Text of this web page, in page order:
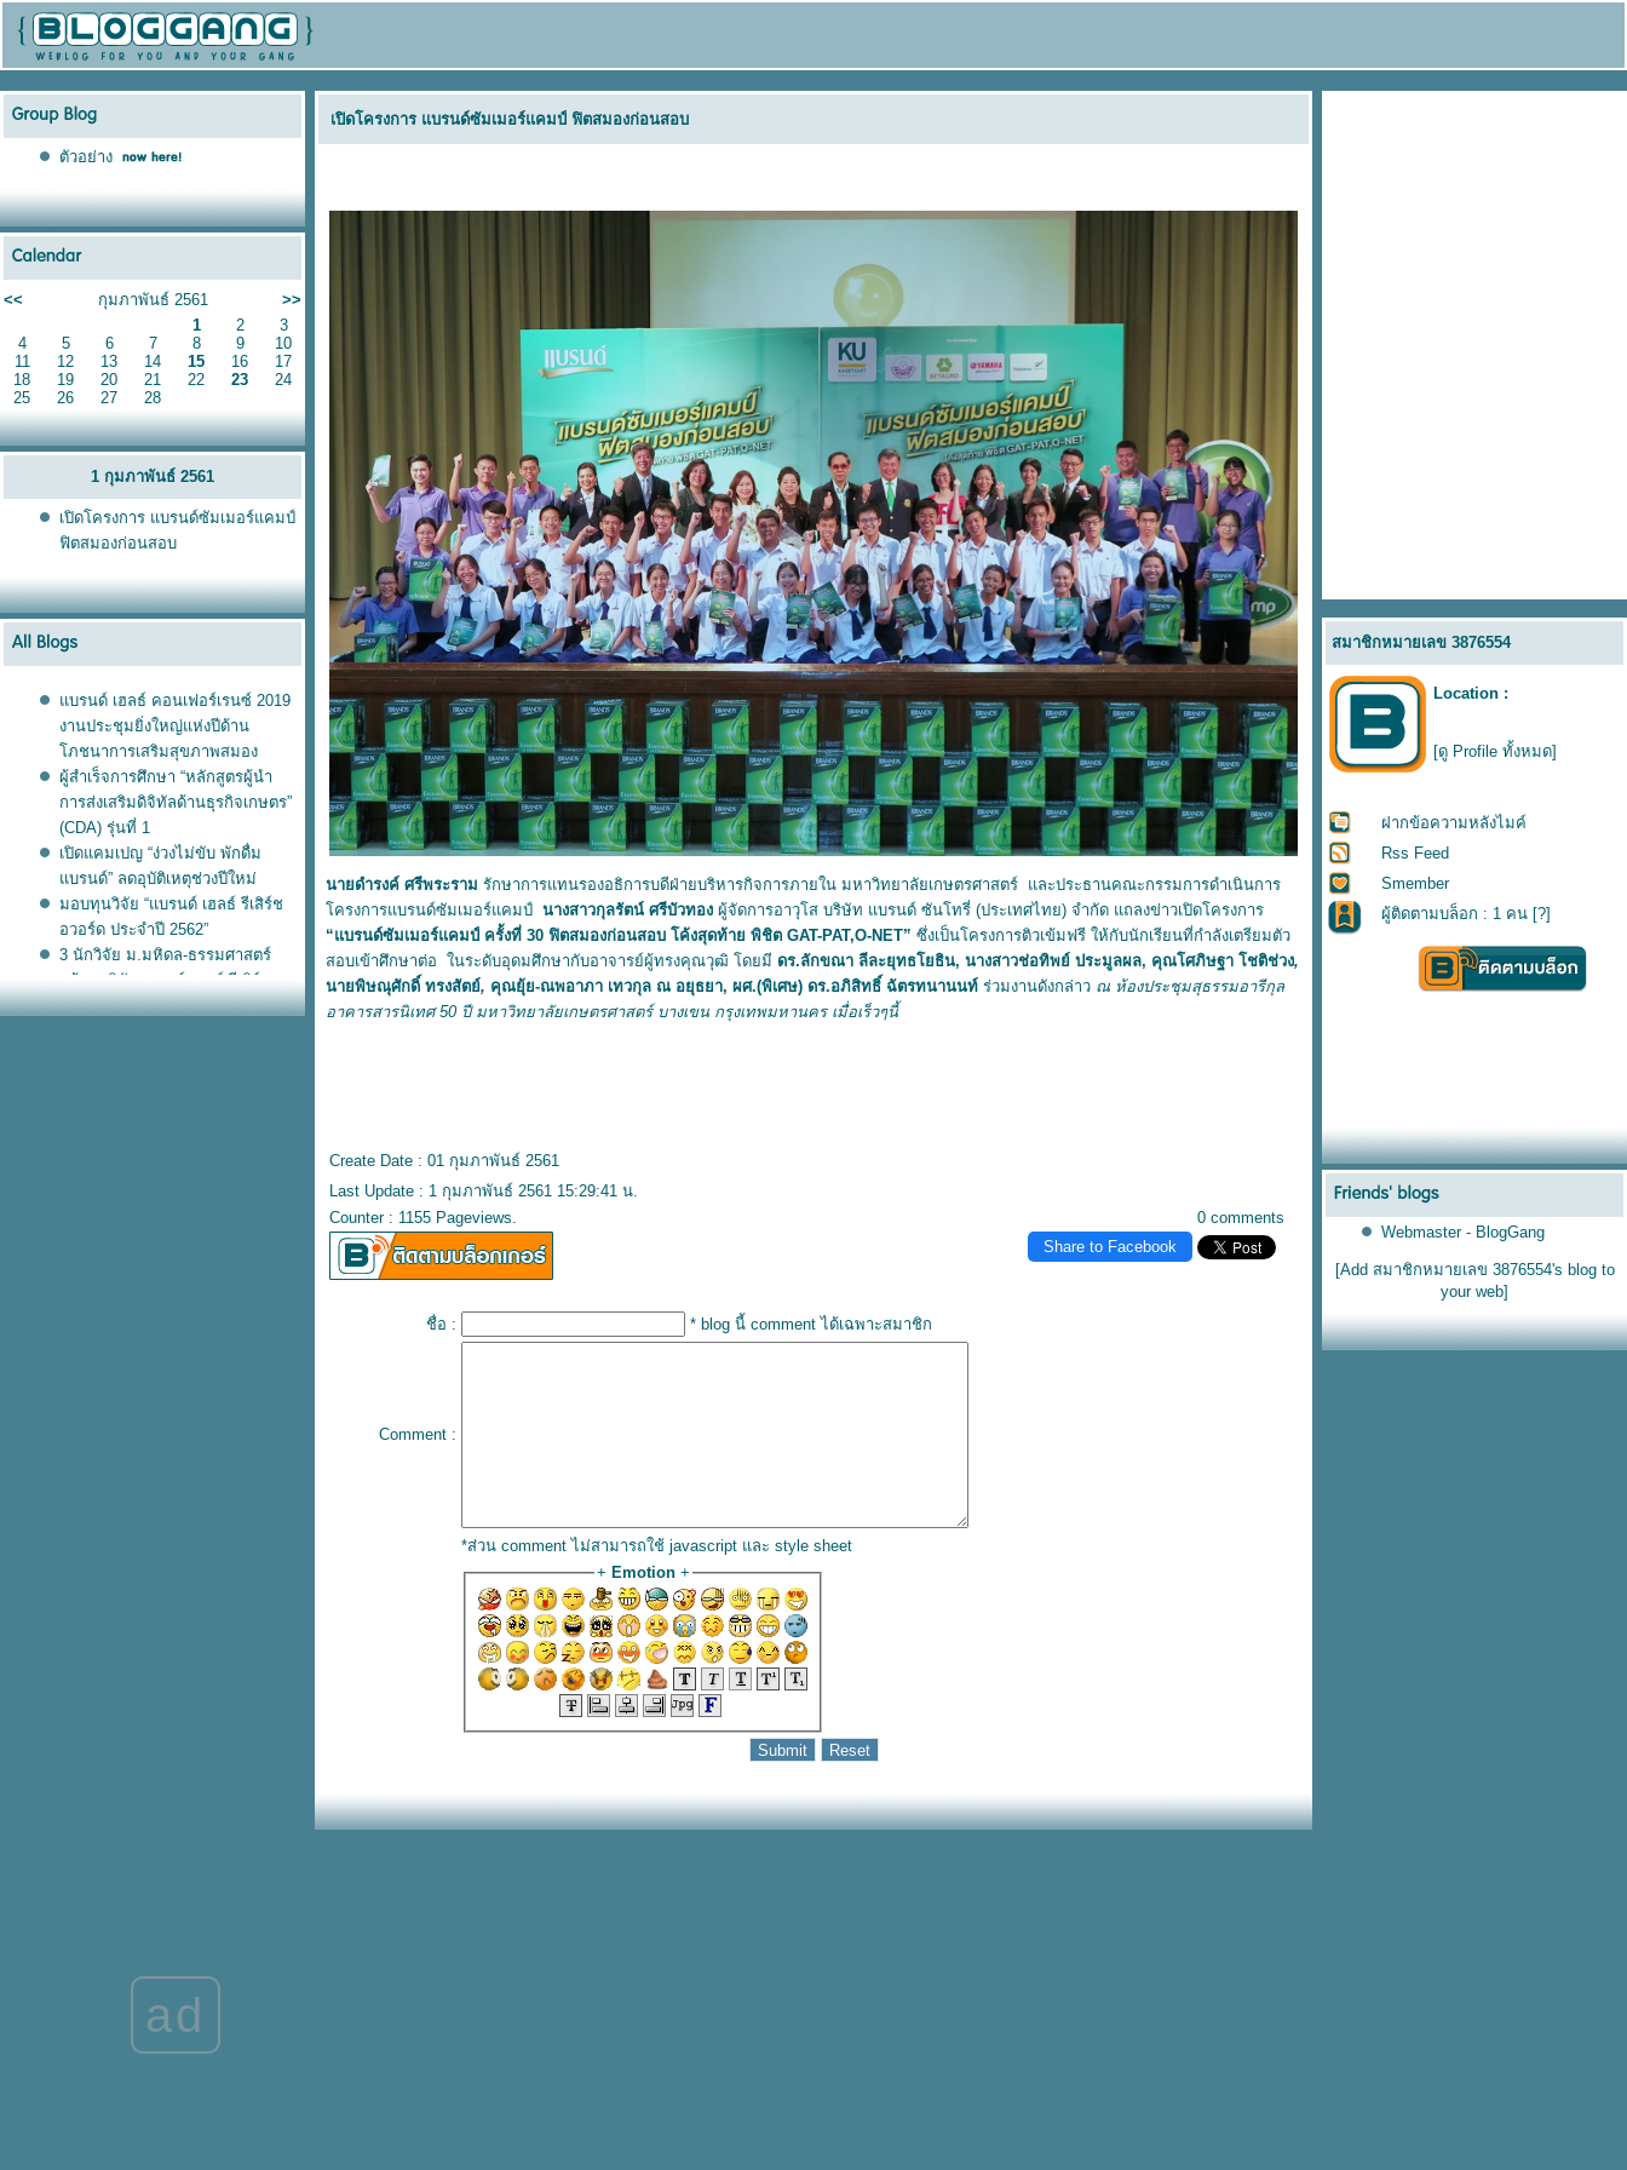
ตัวอย่าง
<< กุมภาพันธ์ 2561
>>
1
2
3
4
5 6 7 8 9
10
11
12 13 14 15 16
17
18
19 20 21 22 23
24
25
26 27 28
1 กุมภาพันธ์ 2561
เปิดโครงการ แบรนด์ซัมเมอร์แคมป์
ฟิตสมองก่อนสอบ
บรนด์ เฮลธ์ คอนเฟอร์เรนซ์ 2019
งานประชุมยิ่งใหญ่แห่งปีด้าน
ภชนาการเสริมสุขภาพสมอง
ผู้สำเร็จการศึกษา “หลักสูตรผู้นำ
การส่งเสริมดิจิทัลด้านธุรกิจเกษตร”
(CDA) รุ่นที่ 1
เปิดแคมเปญ “ง่วงไม่ขับ พักดื่ม
บรนด์” ลดอุบัติเหตุช่วงปีใหม่
มอบทุนวิจัย “แบรนด์ เฮลธ์ รีเสิร์ช
อวอร์ด ประจำปี 2562”
3 นักวิจัย ม.มหิดล-ธรรมศาสตร์
คว้าทุนวิจัยแบรนด์ เฮลธ์ รีเสิร์ช อ
วอร์ด 2019
เปิดโครงการ แบรนด์ซัมเมอร์แคมป์
กิจกรรม “แบรนด์ซัมเมอร์แคมป์
พลัส : ทอล์ค แอนด์ เวิร์คช็อป”
เปิดโครงการ แบรนด์ซัมเมอร์แคมป์ ฟิตสมองก่อนสอบ
นายดำรงค์ ศรีพระราม รักษาการแทนรองอธิการบดีฝ่ายบริหารกิจการภายใน มหาวิทยาลัยเกษตรศาสตร์ และประธานคณะกรรมการดำเนินการ
ครงการแบรนด์ซัมเมอร์แคมป์ นางสาวกุลรัตน์ ศรีบัวทอง ผู้จัดการอาวุโส บริษัท แบรนด์ ซันโทรี่ (ประเทศไทย) จำกัด แถลงข่าวเปิดโครงการ
“แบรนด์ซัมเมอร์แคมป์ ครั้งที่ 30 ฟิตสมองก่อนสอบ โค้งสุดท้าย พิชิต GAT-PAT,O-NET” ซึ่งเป็นโครงการติวเข้มฟรี ให้กับนักเรียนที่กำลังเตรียมตัว
สอบเข้าศึกษาต่อ ในระดับอุดมศึกษากับอาจารย์ผู้ทรงคุณวุฒิ โดยมี ดร.ลักขณา ลีละยุทธโยธิน, นางสาวช่อทิพย์ ประมูลผล, คุณโศภิษฐา โชติช่วง,
นายพิษณุศักดิ์ ทรงสัตย์, คุณยุ้-ณพอาภา เทวกุล ณ อยุธยา, ผศ.(พิเศษ) ดร.อภิสิทธิ์ ฉัตรทนานนท์ ร่วมงานดังกล่าว ณ ห้องประชุมสุธรรมอารีกุล
อาคารสารนิเทศ50 ปี มหาวิทยาลัยเกษตรศาสตร์ บางเขน กรุงเทพมหานคร เมื่อเร็วๆนี้
Create Date : 01 กุมภาพันธ์ 2561
0 comments
Last Update : 1 กุมภาพันธ์ 2561 15:29:41 น.
Counter : 1155 Pageviews.
Share to Facebook
ชื่อ : * blog นี้ comment ได้เฉพาะสมาชิก
Comment :
*ส่วน comment ไม่สามารถใช้ javascript และ style sheet
+ Emotion+
สมาชิกหมายเลข 3876554
Location :
[ดู Profile ทั้งหมด]
ฝากข้อความหลังไมค์
Rss Feed
Smember
ผู้ติดตามบล็อก : 1 คน [?]
Webmaster - BlogGang
[Add สมาชิกหมายเลข 3876554's blog to
your web]
ad